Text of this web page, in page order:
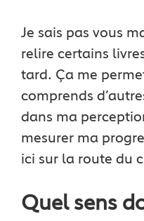
Je sais pas vous
relire certains
tard. Ça me
comprends
dans ma
mesurer ma
ici sur la route du
Quel sens